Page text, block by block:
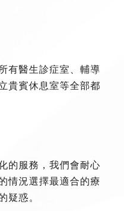
有醫生診症室、輔導
貴賓休息室等全部都
的服務，我們會耐心
情況選擇最適合的療
疑惑。